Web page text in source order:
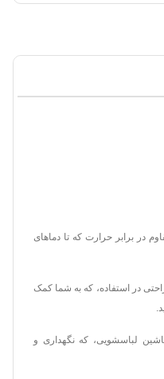
در برابر حرارت که تا دماهای
در استفاده، که به شما کمک
لباسشویی، که نگهداری و